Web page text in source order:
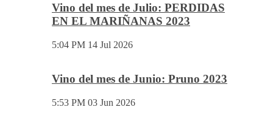
Vino del mes de Julio: PERDIDAS
EN EL MARIÑANAS 2023
5:04 PM 14 Jul 2026
Vino del mes de Junio: Pruno 2023
5:53 PM 03 Jun 2026